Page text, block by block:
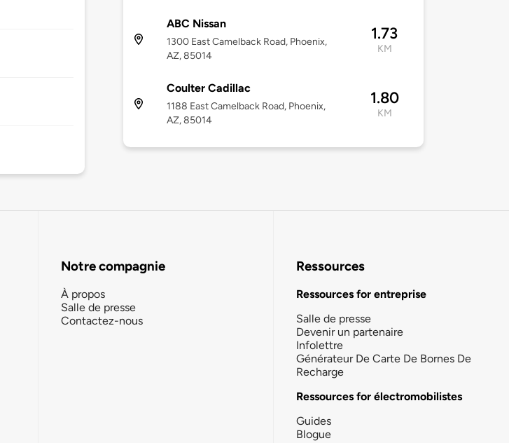
ABC Nissan
1300 East Camelback Road, Phoenix,
AZ, 85014
1.73
KM
Coulter Cadillac
1188 East Camelback Road, Phoenix,
AZ, 85014
1.80
KM
Notre compagnie
À propos
Salle de presse
Contactez-nous
Ressources
Ressources for entreprise
Salle de presse
Devenir un partenaire
Infolettre
Générateur De Carte De Bornes De
Recharge
Ressources for électromobilistes
Guides
Blogue